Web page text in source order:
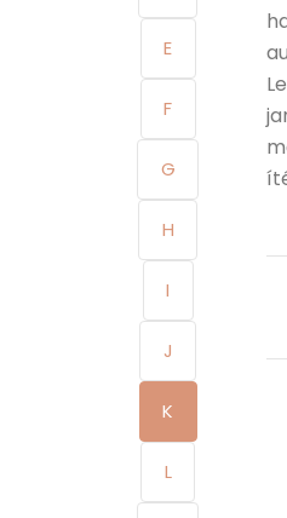
E
F
G
H
I
J
K
L